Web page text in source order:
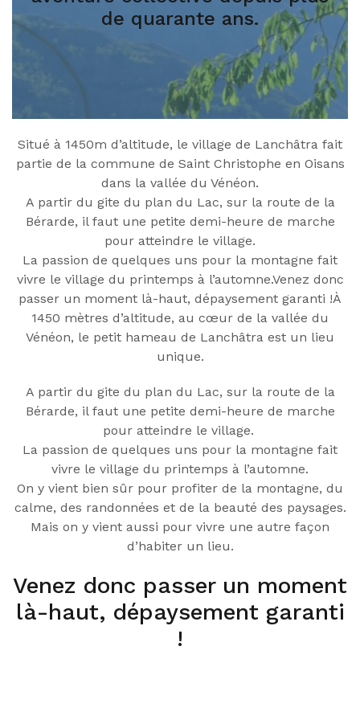
de quarante ans.
Situé à 1450m d’altitude, le village de Lanchâtra fait
partie de la commune de Saint Christophe en Oisans
dans la vallée du Vénéon.
A partir du gite du plan du Lac, sur la route de la
Bérarde, il faut une petite demi-heure de marche
pour atteindre le village.
La passion de quelques uns pour la montagne fait
vivre le village du printemps à l’automne.Venez donc
passer un moment là-haut, dépaysement garanti !À
1450 mètres d’altitude, au cœur de la vallée du
Vénéon, le petit hameau de Lanchâtra est un lieu
unique.
A partir du gite du plan du Lac, sur la route de la
Bérarde, il faut une petite demi-heure de marche
pour atteindre le village.
La passion de quelques uns pour la montagne fait
vivre le village du printemps à l’automne.
On y vient bien sûr pour profiter de la montagne, du
calme, des randonnées et de la beauté des paysages.
Mais on y vient aussi pour vivre une autre façon
d’habiter un lieu.
Venez donc passer un moment
là-haut, dépaysement garanti
!